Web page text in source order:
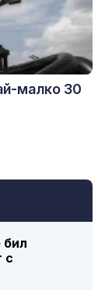
бил
с
малко 30